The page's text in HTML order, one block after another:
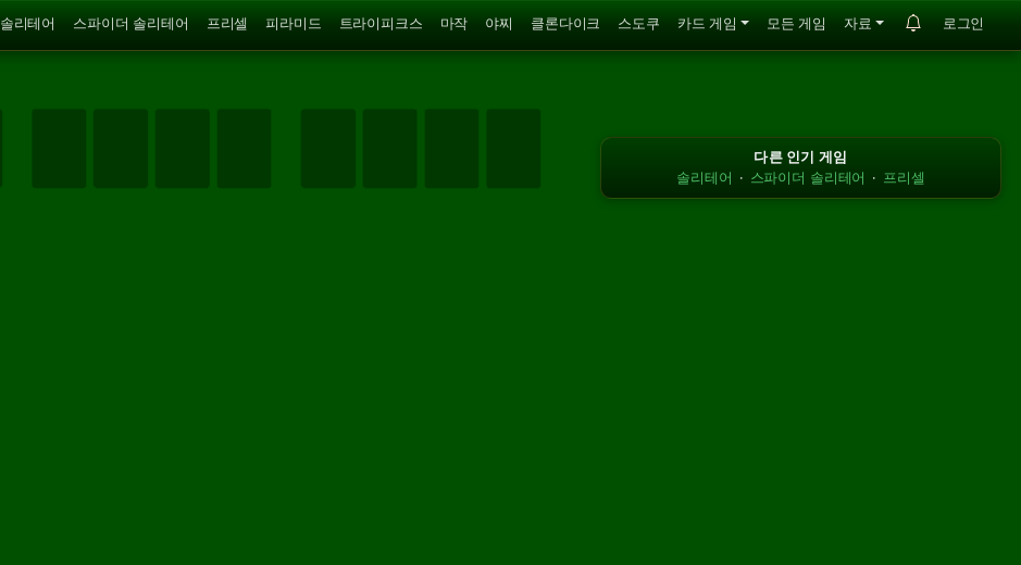
솔리테어 스파이더 솔리테어 프리셀 피라미드 트라이피크스 마작 야찌 클론다이크 스도쿠 카드 게임 모든 게임 자료 로그인
다른 인기 게임
솔리테어 · 스파이더 솔리테어 · 프리셀